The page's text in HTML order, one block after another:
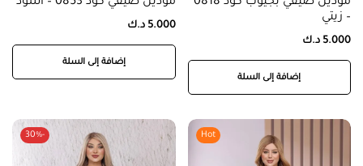
موديل صيفي بجيوب كود 0818
– زيتي
5.000 د.ك
إضافة إلى السلة
موديل صيفي كود 0853 – اسود
5.000 د.ك
إضافة إلى السلة
Hot
-30%